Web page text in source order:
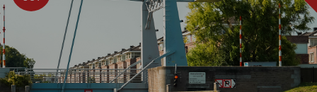
7 dagen per week beschikbaar
10+ miljoen leden